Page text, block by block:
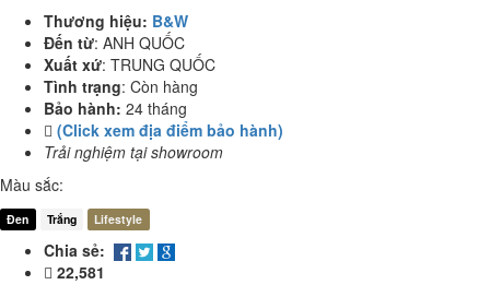
Thương hiệu: B&W
Đến từ: ANH QUỐC
Xuất xứ: TRUNG QUỐC
Tình trạng: Còn hàng
Bảo hành: 24 tháng
(Click xem địa điểm bảo hành)
Trải nghiệm tại showroom
Màu sắc:
Đen Trắng Lifestyle
Chia sẻ:
22,581